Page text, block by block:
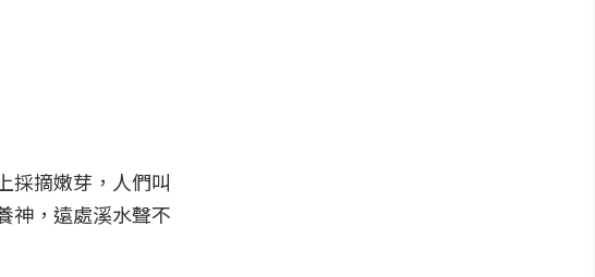
採摘嫩芽，人們叫
神，遠處溪水聲不